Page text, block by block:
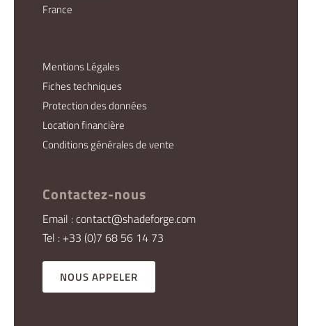
France
Mentions Légales
Fiches techniques
Protection des données
Location financière
Conditions générales de vente
Contactez-nous
Email : contact@shadeforge.com
Tel : +33 (0)7 68 56 14 73
NOUS APPELER